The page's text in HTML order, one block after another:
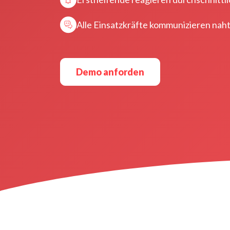
Alle Einsatzkräfte kommunizieren
Demo anforden